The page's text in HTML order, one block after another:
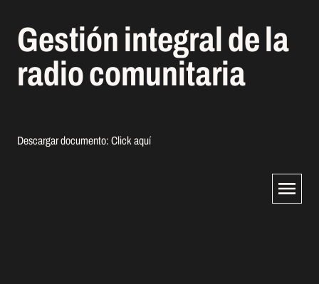
Gestión integral de la
radio comunitaria
Descargar documento: Click aquí